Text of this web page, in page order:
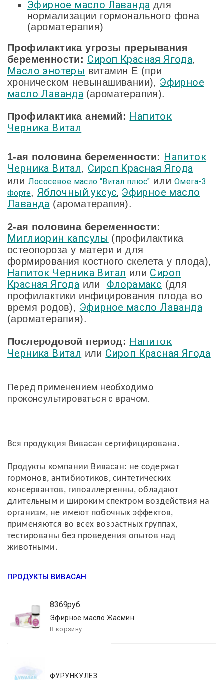
Эфирное масло Лаванда для
нормализации гормонального фона
(ароматерапия)
Профилактика угрозы прерывания
беременности: Сироп Красная Ягода,
Масло энотеры витамин E (при
хроническом невынашивании), Эфирное
масло Лаванда (ароматерапия).
Профилактика анемий: Напиток
Черника Витал
1-ая половина беременности: Напиток
Черника Витал, Сироп Красная Ягода
или Лососевое масло "Витал плюс" или Омега-3
Форте, Яблочный уксус, Эфирное масло
Лаванда (ароматерапия).
2-ая половина беременности:
Миглиорин капсулы (профилактика
остеопороза у матери и для
формирования костного скелета у плода),
Напиток Черника Витал или Сироп
Красная Ягода или Флорамакс (для
профилактики инфицирования плода во
время родов), Эфирное масло Лаванда
(ароматерапия).
Послеродовой период: Напиток
Черника Витал или Сироп Красная Ягода
Перед применением необходимо
проконсультироваться с врачом.
Вся продукция Вивасан сертифицирована.
Продукты компании Вивасан: не содержат
гормонов, антибиотиков, синтетических
консервантов, гипоаллергенны, обладают
длительным и широким спектром воздействия на
организм, не имеют побочных эффектов,
применяются во всех возрастных группах,
тестированы без проведения опытов над
животными.
ПРОДУКТЫ ВИВАСАН
8369руб.
Эфирное масло Жасмин
ФУРУНКУЛЕЗ